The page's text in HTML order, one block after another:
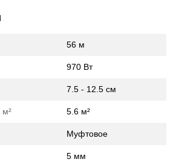
56 м
970 Вт
7.5 - 12.5 см
м² 5.6 м²
Муфтовое
5 мм